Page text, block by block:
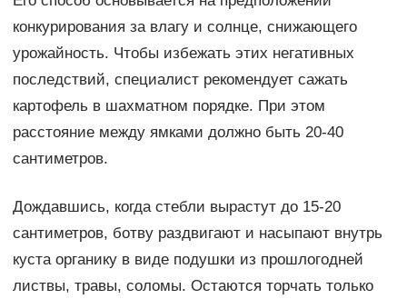
конкурирования за влагу и солнце, снижающего
урожайность. Чтобы избежать этих негативных
последствий, специалист рекомендует сажать
картофель в шахматном порядке. При этом
расстояние между ямками должно быть 20-40
сантиметров.
Дождавшись, когда стебли вырастут до 15-20
сантиметров, ботву раздвигают и насыпают внутрь
куста органику в виде подушки из прошлогодней
листвы, травы, соломы. Остаются торчать только